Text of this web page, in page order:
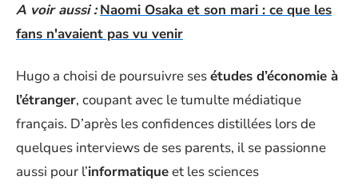
A voir aussi : Naomi Osaka et son mari : ce que les
fans n'avaient pas vu venir
Hugo a choisi de poursuivre sesétudes d’économie à
l’étranger, coupant avec le tumulte médiatique
français. D’après les confidences distillées lors de
quelques interviews de ses parents, il se passionne
aussi pour l’informatiqueet les sciences